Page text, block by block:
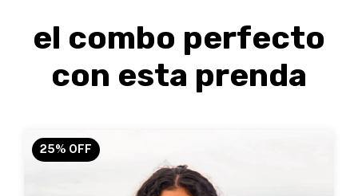
el combo perfecto
con esta prenda
25% OFF